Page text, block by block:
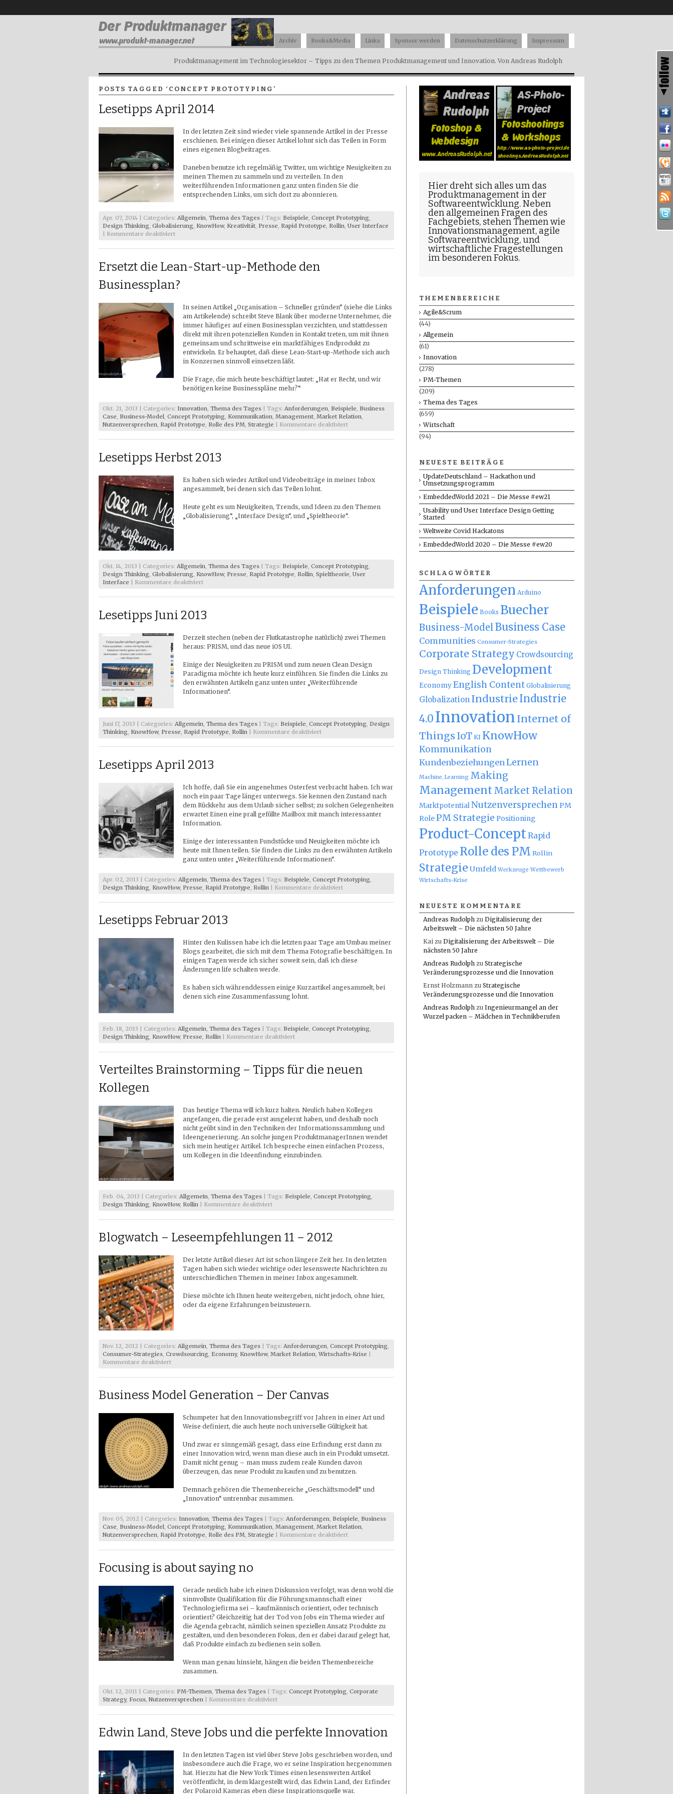
Produktmanagement im Technologiesektor – Tipps zu den Themen Produktmanagement und Innovation. Von Andreas Rudolph
Archiv Books&Media Links Sponsor werden Datenschutzerklärung Impressum
POSTS TAGGED ‘CONCEPT PROTOTYPING’
Lesetipps April 2014
In der letzten Zeit sind wieder viele spannende Artikel in der Presse
erschienen. Bei einigen dieser Artikel lohnt sich das Teilen in Form
eines eigenen Blogbeitrages.
Daneben benutze ich regelmäßig Twitter, um wichtige Neuigkeiten zu
meinen Themen zu sammeln und zu verteilen. In den
weiterführenden Informationen ganz unten finden Sie die
entsprechenden Links, um sich dort zu abonnieren.
Apr. 07, 2014 | Categories: Allgemein, Thema des Tages | Tags: Beispiele, Concept Prototyping,
Design Thinking, Globalisierung, KnowHow, Kreativität, Presse, Rapid Prototype, Rollin, User Interface
Kommentare deaktiviertfür
April
Ersetzt die Lean-Start-up-Methode den
Businessplan?
In seinen Artikel „Organisation – Schneller gründen“ (siehe die Links
am Artikelende) schreibt Steve Blank über moderne Unternehmer, die
immer häufiger auf einen Businessplan verzichten, und stattdessen
direkt mit ihren potenziellen Kunden in Kontakt treten, um mit ihnen
gemeinsam und schrittweise ein marktfähiges Endprodukt zu
entwickeln. Er behauptet, daß diese Lean-Start-up-Methode sich auch
in Konzernen sinnvoll einsetzen läßt.
Die Frage, die mich heute beschäftigt lautet: „Hat er Recht, und wir
benötigen keine Businesspläne mehr?“
Okt. 21, 2013 | Categories: Innovation, Thema des Tages | Tags: Anforderungen, Beispiele, Business
Case, Business-Model, Concept Prototyping, Kommunikation, Management, Market Relation,
Nutzenversprechen, Rapid Prototype, Rolle des PM, Strategie | Kommentare deaktiviertfür
die
den
Lesetipps Herbst 2013
Es haben sich wieder Artikel und Videobeiträge in meiner Inbox
angesammelt, bei denen sich das Teilen lohnt.
Heute geht es um Neuigkeiten, Trends, und Ideen zu den Themen
„Globalisierung“, „Interface Design“, und „Spieltheorie“.
Okt. 14, 2013 | Categories: Allgemein Thema des Tages | Tags: Beispiele Concept Prototyping
Design Thinking Globalisierung KnowHow, Presse Rapid Prototype Rollin Spieltheorie User
Interface | Kommentare deaktiviertfür
Herbst
Lesetipps Juni 2013
Derzeit stechen (neben der Flutkatastrophe natürlich) zwei Themen
heraus: PRISM, und das neue iOS UI.
Einige der Neuigkeiten zu PRISM und zum neuen Clean Design
Paradigma möchte ich heute kurz einführen. Sie finden die Links zu
den erwähnten Artikeln ganz unten unter „Weiterführende
Informationen“.
Juni 17, 2013 | Categories: Allgemein Thema des Tages | Tags: Beispiele Concept Prototyping Design
Thinking KnowHow, Presse Rapid Prototype Rollin | Kommentare deaktiviertfür
Juni
Lesetipps April 2013
Ich hoffe, daß Sie ein angenehmes Osterfest verbracht haben. Ich war
noch ein paar Tage länger unterwegs. Sie kennen den Zustand nach
dem Rückkehr aus dem Urlaub sicher selbst; zu solchen Gelegenheiten
erwartet Einen eine prall gefüllte Mailbox mit manch interessanter
Information.
Einige der interessanten Fundstücke und Neuigkeiten möchte ich
heute mit Ihnen teilen. Sie finden die Links zu den erwähnten Artikeln
ganz unten unter „Weiterführende Informationen“.
Apr. 02, 2013 | Categories: Allgemein Thema des Tages | Tags: Beispiele Concept Prototyping
Design Thinking KnowHow, Presse Rapid Prototype Rollin | Kommentare deaktiviertfür
April
Lesetipps Februar 2013
Hinter den Kulissen habe ich die letzten paar Tage am Umbau meiner
Blogs gearbeitet, die sich mit dem Thema Fotografie beschäftigen. In
einigen Tagen werde ich sicher soweit sein, daß ich diese
Änderungen life schalten werde.
Es haben sich währenddessen einige Kurzartikel angesammelt, bei
denen sich eine Zusammenfassung lohnt.
Feb. 18, 2013 | Categories: Allgemein, Thema des Tages | Tags: Beispiele, Concept Prototyping,
Design Thinking, KnowHow, Presse, Rollin Kommentare deaktiviertfür
Februar
Verteiltes Brainstorming – Tipps für die neuen
Kollegen
Das heutige Thema will ich kurz halten. Neulich haben Kollegen
angefangen, die gerade erst ausgelernt haben, und deshalb noch
nicht geübt sind in den Techniken der Informationssammlung und
Ideengenerierung. An solche jungen ProduktmanagerInnen wendet
sich mein heutiger Artikel. Ich bespreche einen einfachen Prozess,
um Kollegen in die Ideenfindung einzubinden.
Feb. 04, 2013 | Categories: Allgemein, Thema des Tages | Tags: Beispiele, Concept Prototyping,
Design Thinking, KnowHow, Rollin Kommentare deaktiviertfür
Brainstorming
Tipps
neuen
Kollegen
Blogwatch – Leseempfehlungen 11 – 2012
Der letzte Artikel dieser Art ist schon längere Zeit her. In den letzten
Tagen haben sich wieder wichtige oder lesenswerte Nachrichten zu
unterschiedlichen Themen in meiner Inbox angesammelt.
Diese möchte ich Ihnen heute weitergeben, nicht jedoch, ohne hier,
oder da eigene Erfahrungen beizusteuern.
Nov. 12, 2012 | Categories: Allgemein, Thema des Tages | Tags: Anforderungen, Concept Prototyping,
Consumer-Strategies, Crowdsourcing, Economy, KnowHow, Market Relation, Wirtschafts-Krise
Kommentare deaktiviertfür
–
11
Business Model Generation – Der Canvas
Schumpeter hat den Innovationsbegriff vor Jahren in einer Art und
Weise definiert, die auch heute noch universelle Gültigkeit hat.
Und zwar er sinngemäß gesagt, dass eine Erfindung erst dann zu
einer Innovation wird, wenn man diese auch in ein Produkt umsetzt.
Damit nicht genug – man muss zudem reale Kunden davon
überzeugen, das neue Produkt zu kaufen und zu benutzen.
Demnach gehören die Themenbereiche „Geschäftsmodell“ und
„Innovation“ untrennbar zusammen.
Nov. 05, 2012 | Categories: Innovation, Thema des Tages | Tags: Anforderungen, Beispiele, Business
Case, Business-Model, Concept Prototyping, Kommunikation, Management, Market Relation,
Nutzenversprechen, Rapid Prototype, Rolle des PM, Strategie Kommentare deaktiviertfür
Model
Focusing is about saying no
Gerade neulich habe ich einen Diskussion verfolgt, was denn wohl die
sinnvollste Qualifikation für die Führungsmannschaft einer
Technologiefirma sei – kaufmännisch orientiert, oder technisch
orientiert? Gleichzeitig hat der Tod von Jobs ein Thema wieder auf
die Agenda gebracht, nämlich seinen speziellen Ansatz Produkte zu
gestalten, und den besonderen Fokus, den er dabei darauf gelegt hat,
daß Produkte einfach zu bedienen sein sollen.
Wenn man genau hinsieht, hängen die beiden Themenbereiche
zusammen.
Okt. 12, 2011 | Categories: PM-Themen, Thema des Tages | Tags: Concept Prototyping, Corporate
Strategy, Focus, Nutzenversprechen Kommentare deaktiviertfür
is
saying
no
Edwin Land, Steve Jobs und die perfekte Innovation
In den letzten Tagen ist viel über Steve Jobs geschrieben worden, und
insbesondere auch die Frage, wo er seine Inspiration hergenommen
hat. Hierzu hat die New York Times einen lesenswerten Artikel
veröffentlicht, in dem klargestellt wird, das Edwin Land, der Erfinder
der Polaroid Kameras eben diese Inspirationsquelle war.
Hier dreht sich alles um das
Produktmanagement in der
Softwareentwicklung. Neben
den allgemeinen Fragen des
Fachgebiets, stehen Themen wie
Innovationsmanagement, agile
Softwareentwicklung, und
wirtschaftliche Fragestellungen
im besonderen Fokus.
THEMENBEREICHE
Agile&Scrum
(44)
Allgemein
(61)
Innovation
(278)
PM-Themen
(209)
Thema des Tages
(659)
Wirtschaft
(94)
NEUESTE BEITRÄGE
UpdateDeutschland – Hackathon und
Umsetzungsprogramm
EmbeddedWorld 2021 – Die Messe #ew21
Usability und User Interface Design Getting
Started
Weltweite Covid Hackatons
EmbeddedWorld 2020 – Die Messe #ew20
SCHLAGWÖRTER
Anforderungen Arduino
Beispiele Books Buecher
Business-Model Business Case
Communities Consumer-Strategies
Corporate Strategy Crowdsourcing
Design Thinking Development
EconomyEnglish Content Globalisierung
Globalization IndustrieIndustrie
4.0Innovation Internet of
ThingsIoT KI KnowHow
Kommunikation
Kundenbeziehungen Lernen
Machine_Learning Making
Management Market Relation
MarktpotentialNutzenversprechen PM
RolePM Strategie Positioning
Product-ConceptRapid
Prototype Rolle des PM Rollin
Strategie Umfeld Werkzeuge Wettbewerb
Wirtschafts-Krise
NEUESTE KOMMENTARE
Andreas Rudolph zu Digitalisierung der
Arbeitswelt – Die nächsten 50 Jahre
Kai zu Digitalisierung der Arbeitswelt – Die
nächsten 50 Jahre
Andreas Rudolph zu Strategische
Veränderungsprozesse und die Innovation
Ernst Holzmann zu Strategische
Veränderungsprozesse und die Innovation
Andreas Rudolph zu Ingenieurmangel an der
Wurzel packen – Mädchen in Technikberufen